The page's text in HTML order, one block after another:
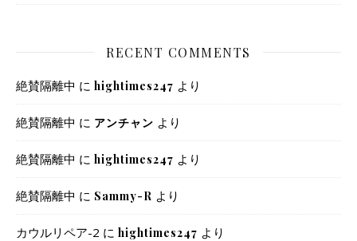
RECENT COMMENTS
絶賛隔離中 に hightimes247 より
絶賛隔離中 に アンチャン より
絶賛隔離中 に hightimes247 より
絶賛隔離中 に Sammy-R より
カウルリペア-2 に hightimes247 より